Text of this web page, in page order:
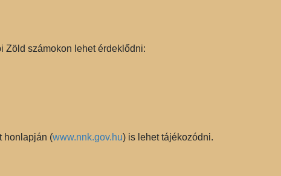
Zöld számokon lehet érdeklődni:
honlapján (www.nnk.gov.hu) is lehet tájékozódni.